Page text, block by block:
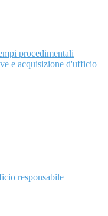
procedimentali
e acquisizione d'ufficio
responsabile